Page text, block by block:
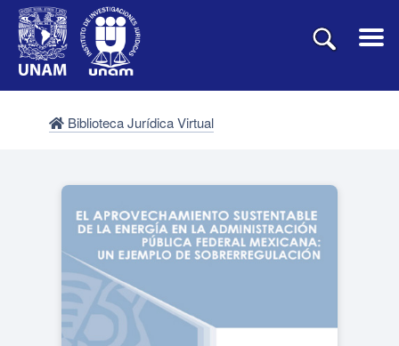
Biblioteca Jurídica Virtual